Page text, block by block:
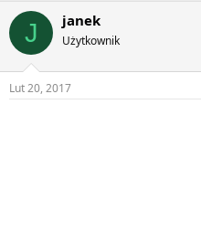
J janek
Użytkownik
Lut 20, 2017